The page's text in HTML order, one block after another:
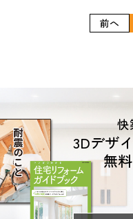
前へ
快
3Dデザ
無